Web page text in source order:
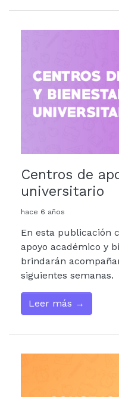
Centros de
universitario
hace 6 años
En esta publicación
apoyo académico y
brindarán
siguientes semanas.
Leer más →